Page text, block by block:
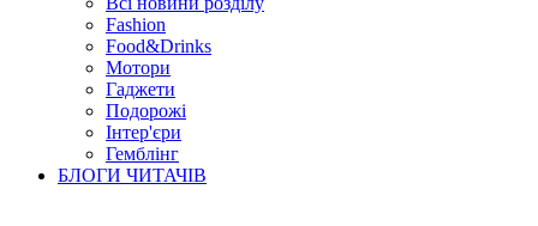
Fashion
Food&Drinks
Мотори
Гаджети
Подорожі
Інтер'єри
Гемблінг
БЛОГИ ЧИТАЧІВ